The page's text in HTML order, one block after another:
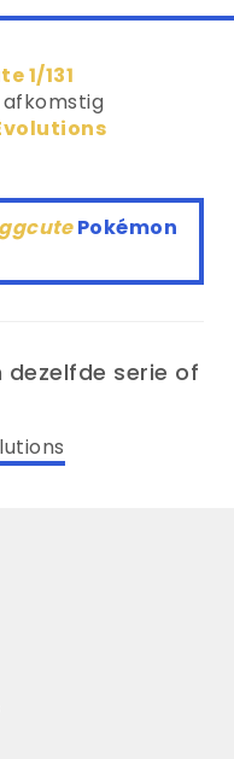
1/131
Pokémon
serie of